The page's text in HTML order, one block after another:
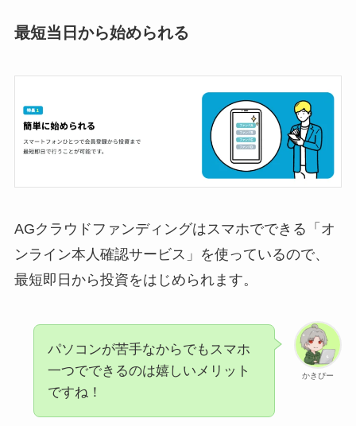
最短当日から始められる
AGクラウドファンディングはスマホでできる「オ
ンライン本人確認サービス」を使っているので、
最短即日から投資をはじめられます。
かきぴー
パソコンが苦手なからでもスマホ
一つでできるのは嬉しいメリット
ですね！